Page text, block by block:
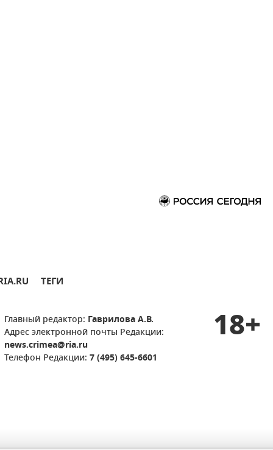
ТЕГИ
Главный редактор: Гаврилова А.В.
Адрес электронной почты Редакции:
news.crimea@ria.ru
Телефон Редакции: 7 (495) 645-6601
18+